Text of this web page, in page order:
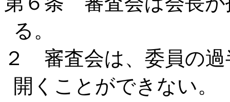
る。
２ 審査会は、委員の
開くことができない。